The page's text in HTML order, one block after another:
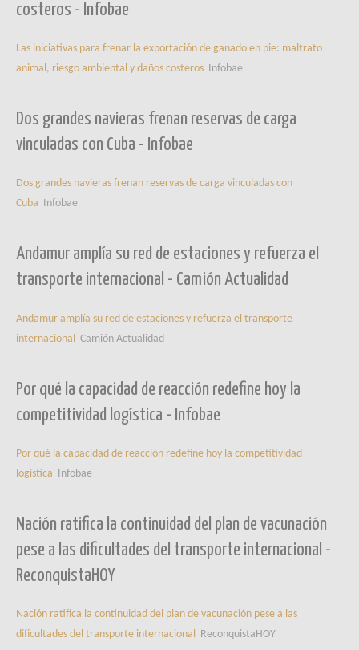
costeros - Infobae
Las iniciativas para frenar la exportación de ganado en pie: maltrato
animal, riesgo ambiental y daños costeros Infobae
Dos grandes navieras frenan reservas de carga
vinculadas con Cuba - Infobae
Dos grandes navieras frenan reservas de carga vinculadas con
Cuba Infobae
Andamur amplía su red de estaciones y refuerza el
transporte internacional - Camión Actualidad
Andamur amplía su red de estaciones y refuerza el transporte
internacional
Camión Actualidad
Por qué la capacidad de reacción redefine hoy la
competitividad logística - Infobae
Por qué la capacidad de reacción redefine hoy la competitividad
logística
Infobae
Nación ratifica la continuidad del plan de vacunación
pese a las dificultades del transporte internacional -
ReconquistaHOY
Nación ratifica la continuidad del plan de vacunación pese a las
dificultades del transporte internacional
ReconquistaHOY